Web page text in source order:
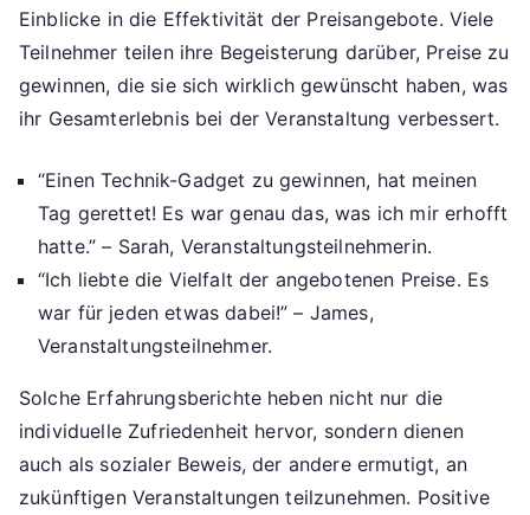
Einblicke in die Effektivität der Preisangebote. Viele
Teilnehmer teilen ihre Begeisterung darüber, Preise zu
gewinnen, die sie sich wirklich gewünscht haben, was
ihr Gesamterlebnis bei der Veranstaltung verbessert.
“Einen Technik-Gadget zu gewinnen, hat meinen
Tag gerettet! Es war genau das, was ich mir erhofft
hatte.” – Sarah, Veranstaltungsteilnehmerin.
“Ich liebte die Vielfalt der angebotenen Preise. Es
war für jeden etwas dabei!” – James,
Veranstaltungsteilnehmer.
Solche Erfahrungsberichte heben nicht nur die
individuelle Zufriedenheit hervor, sondern dienen
auch als sozialer Beweis, der andere ermutigt, an
zukünftigen Veranstaltungen teilzunehmen. Positive